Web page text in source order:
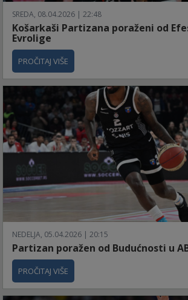
SREDA, 08.04.2026 | 22:48
Košarkaši Partizana poraženi od
Evrolige
PROČITAJ VIŠE
NEDELJA, 05.04.2026 | 20:15
Partizan poražen od Budućnosti u
PROČITAJ VIŠE